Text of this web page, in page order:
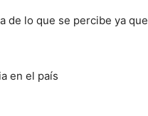
de lo que se percibe ya que
en el país